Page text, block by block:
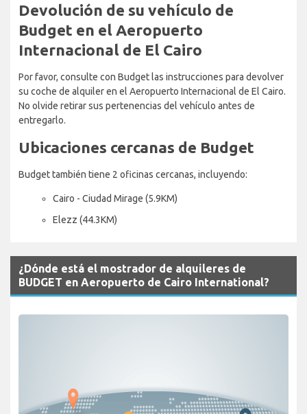
Devolución de su vehículo de
Budget en el Aeropuerto
Internacional de El Cairo
Por favor, consulte con Budget las instrucciones para devolver
su coche de alquiler en el Aeropuerto Internacional de El Cairo.
No olvide retirar sus pertenencias del vehículo antes de
entregarlo.
Ubicaciones cercanas de Budget
Budget también tiene 2 oficinas cercanas, incluyendo:
Cairo - Ciudad Mirage (5.9KM)
Elezz (44.3KM)
¿Dónde está el mostrador de alquileres de
BUDGET en Aeropuerto de Cairo International?